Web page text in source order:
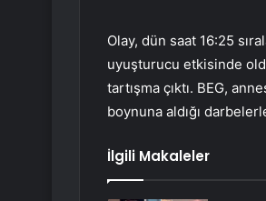
Olay, dün saat 16:25
uyuşturucu etkisinde
tartışma çıktı. BEG,
boynuna aldığı
İlgili Makaleler